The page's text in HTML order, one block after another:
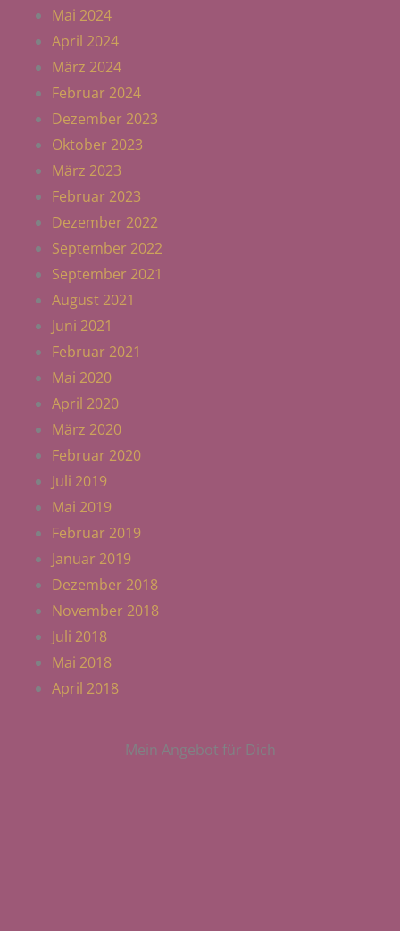
Mai 2024
April 2024
März 2024
Februar 2024
Dezember 2023
Oktober 2023
März 2023
Februar 2023
Dezember 2022
September 2022
September 2021
August 2021
Juni 2021
Februar 2021
Mai 2020
April 2020
März 2020
Februar 2020
Juli 2019
Mai 2019
Februar 2019
Januar 2019
Dezember 2018
November 2018
Juli 2018
Mai 2018
April 2018
Mein Angebot für Dich